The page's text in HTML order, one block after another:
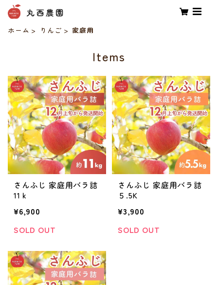
ホーム りんご 家庭用
Items
さんふじ 家庭用バラ詰
11ｋ
¥6,900
SOLD OUT
さんふじ 家庭用バラ詰
５.5K
¥3,900
SOLD OUT